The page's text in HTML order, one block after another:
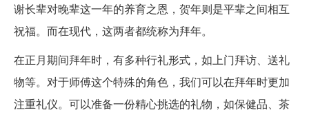
谢长辈对晚辈这一年的养育之恩，贺年则是平辈之间相互
祝福。而在现代，这两者都统称为拜年。
在正月期间拜年时，有多种行礼形式，如上门拜访、送礼
物等。对于师傅这个特殊的角色，我们可以在拜年时更加
注重礼仪。可以准备一份精心挑选的礼物，如保健品、茶